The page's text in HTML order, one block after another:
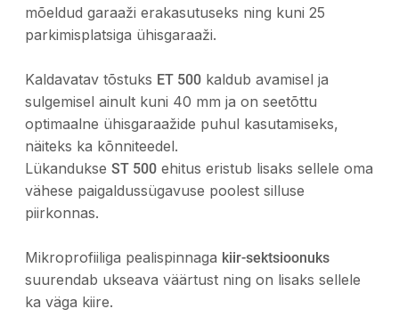
mõeldud garaaži erakasutuseks ning kuni 25
parkimisplatsiga ühisgaraaži.
Kaldavatav tõstuks ET 500 kaldub avamisel ja
sulgemisel ainult kuni 40 mm ja on seetõttu
optimaalne ühisgaraažide puhul kasutamiseks,
näiteks ka kõnniteedel.
Lükandukse ST 500 ehitus eristub lisaks sellele oma
vähese paigaldussügavuse poolest silluse
piirkonnas.
Mikroprofiiliga pealispinnaga kiir-sektsioonuks
suurendab ukseava väärtust ning on lisaks sellele
ka väga kiire.